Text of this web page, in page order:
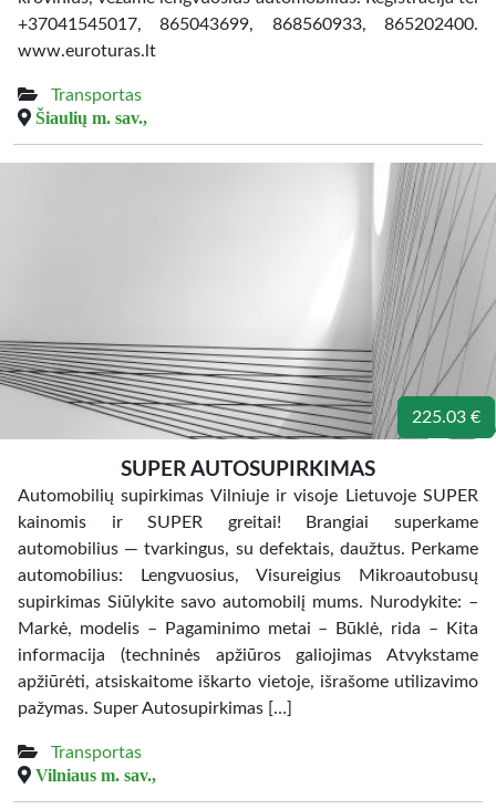
+37041545017, 865043699, 868560933, 865202400.
www.euroturas.lt
Transportas
Šiaulių m. sav.,
225.03 €
SUPER AUTOSUPIRKIMAS
Automobilių supirkimas Vilniuje ir visoje Lietuvoje SUPER
kainomis ir SUPER greitai! Brangiai superkame
automobilius — tvarkingus, su defektais, daužtus. Perkame
automobilius: Lengvuosius, Visureigius Mikroautobusų
supirkimas Siūlykite savo automobilį mums. Nurodykite: –
Markė, modelis – Pagaminimo metai – Būklė, rida – Kita
informacija (techninės apžiūros galiojimas Atvykstame
apžiūrėti, atsiskaitome iškarto vietoje, išrašome utilizavimo
pažymas. Super Autosupirkimas […]
Transportas
Vilniaus m. sav.,